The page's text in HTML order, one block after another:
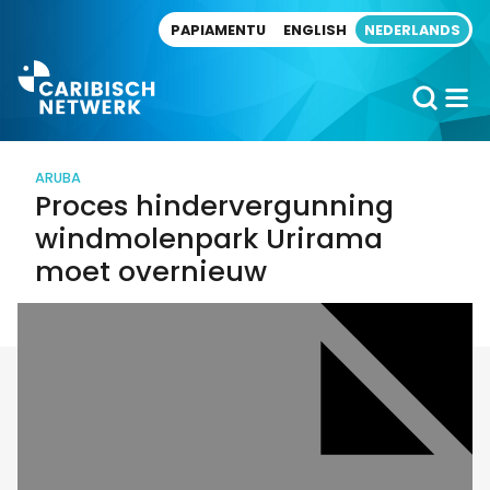
PAPIAMENTU ENGLISH NEDERLANDS
ARUBA
Proces hindervergunning
windmolenpark Urirama
moet overnieuw